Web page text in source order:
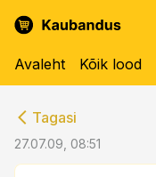
Avaleht Kõik lood
Tagasi
27.07.09, 08:51